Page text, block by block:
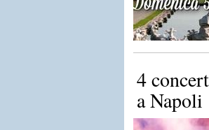
4
a Napoli